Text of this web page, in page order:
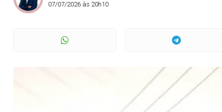
07/07/2026 às 20h10